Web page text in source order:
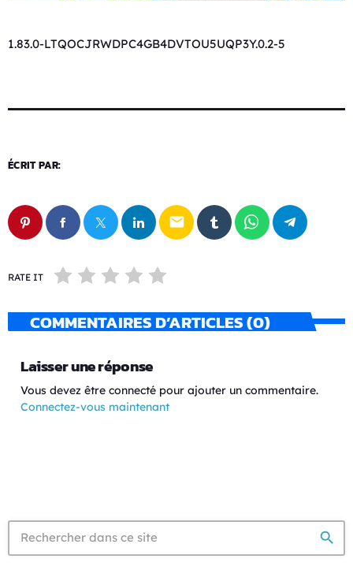
1.83.0-LTQOCJRWDPC4GB4DVTOU5UQP3Y.0.2-5
ÉCRIT PAR:
email
RATE IT
COMMENTAIRES D’ARTICLES (0)
Laisser une réponse
Vous devez être connecté pour ajouter un commentaire.
Connectez-vous maintenant
search